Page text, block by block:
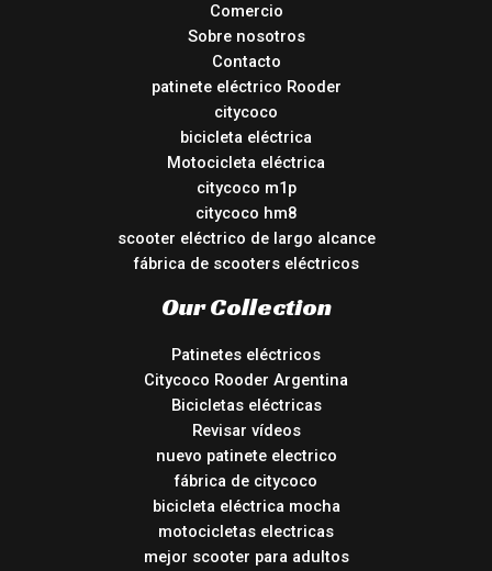
Comercio
Sobre nosotros
Contacto
patinete eléctrico Rooder
citycoco
bicicleta eléctrica
Motocicleta eléctrica
citycoco m1p
citycoco hm8
scooter eléctrico de largo alcance
fábrica de scooters eléctricos
Our Collection
Patinetes eléctricos
Citycoco Rooder Argentina
Bicicletas eléctricas
Revisar vídeos
nuevo patinete electrico
fábrica de citycoco
bicicleta eléctrica mocha
motocicletas electricas
mejor scooter para adultos